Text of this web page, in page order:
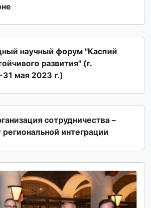
научный форум "Каспий
развития" (г.
мая 2023 г.)
сотрудничества –
интеграции